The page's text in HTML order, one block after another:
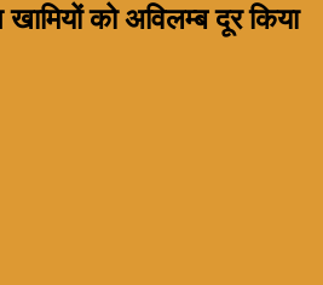
को अविलम्ब दूर किया